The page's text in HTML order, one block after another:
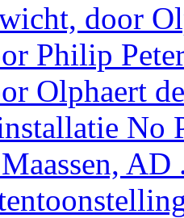
door
Philip
Olphaert
No
AD